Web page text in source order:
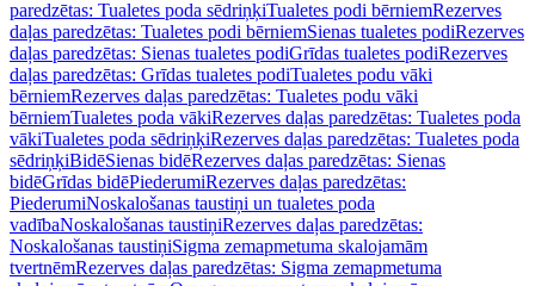
paredzētas: Tualetes poda sēdriņķiTualetes podi bērniemRezerves
daļas paredzētas: Tualetes podi bērniemSienas tualetes podiRezerves
daļas paredzētas: Sienas tualetes podiGrīdas tualetes podiRezerves
daļas paredzētas: Grīdas tualetes podiTualetes podu vāki
bērniemRezerves daļas paredzētas: Tualetes podu vāki
bērniemTualetes poda vākiRezerves daļas paredzētas: Tualetes poda
vākiTualetes poda sēdriņķiRezerves daļas paredzētas: Tualetes poda
sēdriņķiBidēSienas bidēRezerves daļas paredzētas: Sienas
bidēGrīdas bidēPiederumiRezerves daļas paredzētas:
PiederumiNoskalošanas taustiņi un tualetes poda
vadībaNoskalošanas taustiņiRezerves daļas paredzētas:
Noskalošanas taustiņiSigma zemapmetuma skalojamām
tvertnēmRezerves daļas paredzētas: Sigma zemapmetuma